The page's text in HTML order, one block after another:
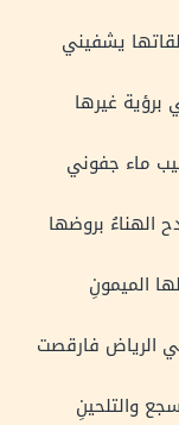
يشفيني
غيرها
ماء جفوني
الهناءُ بروضها
الميمونِ
الرياض فارقصت
والتلحينِ